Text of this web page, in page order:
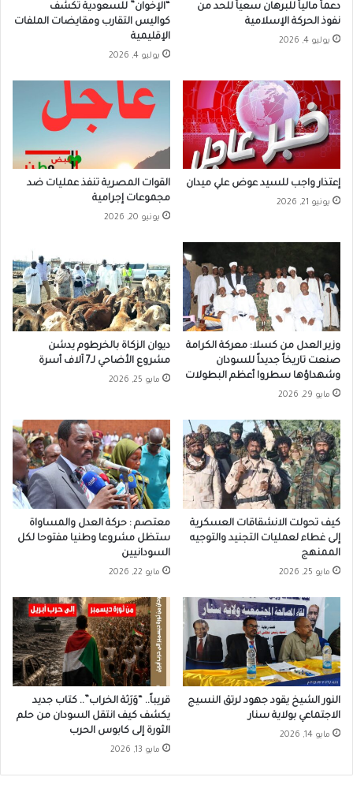
دعماً مالياً للبرهان سعياً للحد من
نفوذ الحركة الإسلامية
يوليو 4, 2026
“الإخوان” للسعودية تكشف
كواليس التقارب ومقايضات الملفات
الإقليمية
يوليو 4, 2026
إعتذار واجب للسيد عوض علي ميدان
يونيو 21, 2026
القوات المصرية تنفذ عمليات ضد
مجموعات إجرامية
يونيو 20, 2026
وزير العدل من كسلا: معركة الكرامة
صنعت تاريخاً جديداً للسودان
وشهداؤها سطروا أعظم البطولات
مايو 29, 2026
ديوان الزكاة بالخرطوم يدشن
مشروع الأضاحي لـ7 آلاف أسرة
مايو 25, 2026
كيف تحولت الانشقاقات العسكرية
إلى غطاء لعمليات التجنيد والتوجيه
الممنهج
مايو 25, 2026
معتصم : حركة العدل والمساواة
ستظل مشروعا وطنيا مفتوحا لكل
السودانيين
مايو 22, 2026
النور الشيخ يقود جهود لرتق النسيج
الاجتماعي بولاية سنار
مايو 14, 2026
قريباً.. “وَرَثة الخراب”.. كتاب جديد
يكشف كيف انتقل السودان من حلم
الثورة إلى كابوس الحرب
مايو 13, 2026